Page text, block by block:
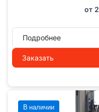
от
Подробнее
Заказать
В наличии